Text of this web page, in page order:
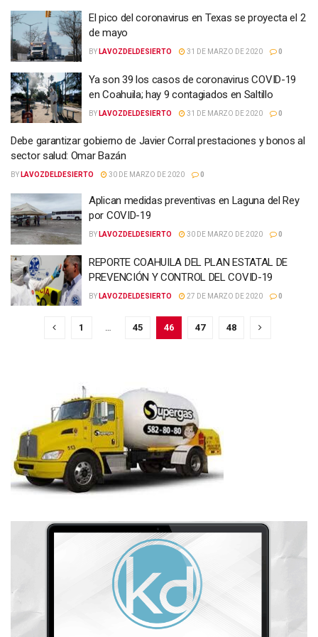
El pico del coronavirus en Texas se proyecta el 2
de mayo
BY LAVOZDELDESIERTO 31 DE MARZO DE 2020 0
Ya son 39 los casos de coronavirus COVID-19
en Coahuila; hay 9 contagiados en Saltillo
BY LAVOZDELDESIERTO 31 DE MARZO DE 2020 0
Debe garantizar gobierno de Javier Corral prestaciones y bonos al
sector salud: Omar Bazán
BY LAVOZDELDESIERTO 30 DE MARZO DE 2020 0
Aplican medidas preventivas en Laguna del Rey
por COVID-19
BY LAVOZDELDESIERTO 30 DE MARZO DE 2020 0
REPORTE COAHUILA DEL PLAN ESTATAL DE
PREVENCIÓN Y CONTROL DEL COVID-19
BY LAVOZDELDESIERTO 27 DE MARZO DE 2020 0
1 … 45 46 47 48